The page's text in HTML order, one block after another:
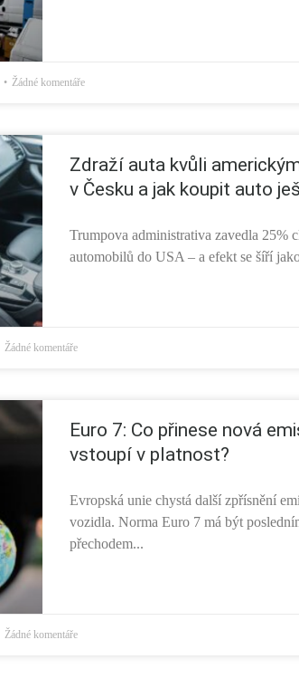
Žádné komentáře
Zdraží auta kvůli
v Česku a jak koupit auto
Trumpova administrativa zavedla 25%
automobilů do USA – a efekt se šíří
Žádné komentáře
Euro 7: Co přinese nová
vstoupí v platnost?
Evropská unie chystá další zpřísnění
vozidla. Norma Euro 7 má být
přechodem...
Žádné komentáře